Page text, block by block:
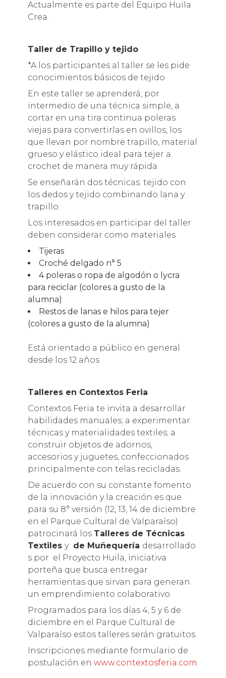
Actualmente es parte del Equipo Huila
Crea.
Taller de Trapillo y tejido
*A los participantes al taller se les pide
conocimientos básicos de tejido
En este taller se aprenderá, por
intermedio de una técnica simple, a
cortar en una tira continua poleras
viejas para convertirlas en ovillos, los
que llevan por nombre trapillo, material
grueso y elástico ideal para tejer a
crochet de manera muy rápida.
Se enseñarán dos técnicas: tejido con
los dedos y tejido combinando lana y
trapillo.
Los interesados en participar del taller
deben considerar como materiales
Tijeras
Croché delgado n° 5
4 poleras o ropa de algodón o lycra
para reciclar (colores a gusto de la
alumna)
Restos de lanas e hilos para tejer
(colores a gusto de la alumna)
Está orientado a público en general
desde los 12 años
Talleres en Contextos Feria
Contextos Feria te invita a desarrollar
habilidades manuales; a experimentar
técnicas y materialidades textiles; a
construir objetos de adornos,
accesorios y juguetes, confeccionados
principalmente con telas recicladas.
De acuerdo con su constante fomento
de la innovación y la creación es que
para su 8° versión (12, 13, 14 de diciembre
en el Parque Cultural de Valparaíso)
patrocinará los Talleres de Técnicas
Textiles y de Muñequería desarrollado
s por el Proyecto Huila, iniciativa
porteña que busca entregar
herramientas que sirvan para generan
un emprendimiento colaborativo.
Programados para los días 4, 5 y 6 de
diciembre en el Parque Cultural de
Valparaíso estos talleres serán gratuitos.
Inscripciones mediante formulario de
postulación en www.contextosferia.com